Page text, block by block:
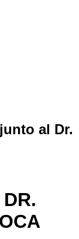
al Dr.
DR.